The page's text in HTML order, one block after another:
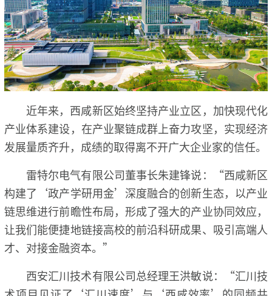
近年来，西咸新区始终坚持产业立区，加快现代化
产业体系建设，在产业聚链成群上奋力攻坚，实现经济
发展量质齐升，成绩的取得离不开广大企业家的信任。
雷特尔电气有限公司董事长朱建锋说：“西咸新区
构建了‘政产学研用金’深度融合的创新生态，以产业
链思维进行前瞻性布局，形成了强大的产业协同效应，
让我们能便捷地链接高校的前沿科研成果、吸引高端人
才、对接金融资本。”
西安汇川技术有限公司总经理王洪敏说：“汇川技